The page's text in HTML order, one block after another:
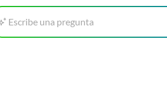
Escribe una pregunta